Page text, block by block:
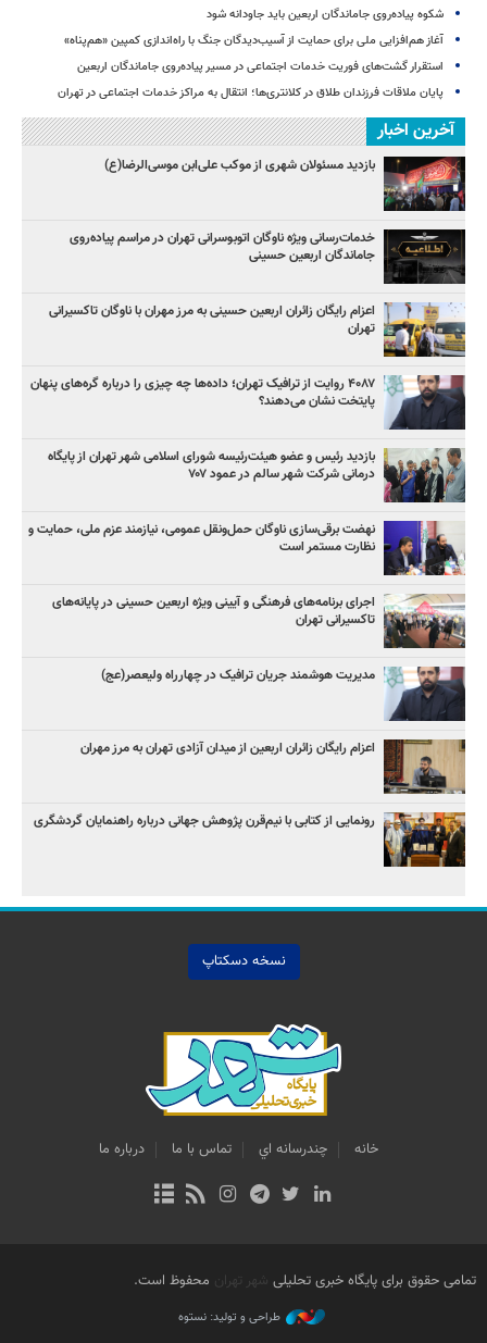
شکوه پیاده‌روی جاماندگان اربعین باید جاودانه شود
آغاز هم‌افزایی ملی برای حمایت از آسیب‌دیدگان جنگ با راه‌اندازی کمپین «هم‌پناه»
استقرار گشت‌های فوریت خدمات اجتماعی در مسیر پیاده‌روی جاماندگان اربعین
پایان ملاقات فرزندان طلاق در کلانتری‌ها؛ انتقال به مراکز خدمات اجتماعی در تهران
آخرین اخبار
بازدید مسئولان شهری از موکب علی‌ابن موسی‌الرضا(ع)
خدمات‌رسانی ویژه ناوگان اتوبوسرانی تهران در مراسم پیاده‌روی
جاماندگان اربعین حسینی
اعزام رایگان زائران اربعین حسینی به مرز مهران با ناوگان تاکسیرانی
تهران
۴۰۸۷ روایت از ترافیک تهران؛ داده‌ها چه چیزی را درباره گره‌های پنهان
پایتخت نشان می‌دهند؟
بازدید رئیس و عضو هیئت‌رئیسه شورای اسلامی شهر تهران از پایگاه
درمانی شرکت شهر سالم در عمود ۷۰۷
نهضت برقی‌سازی ناوگان حمل‌ونقل عمومی، نیازمند عزم ملی، حمایت و
نظارت مستمر است
اجرای برنامه‌های فرهنگی و آیینی ویژه اربعین حسینی در پایانه‌های
تاکسیرانی تهران
مدیریت هوشمند جریان ترافیک در چهارراه ولیعصر(عج)
اعزام رایگان زائران اربعین از میدان آزادی تهران به مرز مهران
رونمایی از کتابی با نیم‌قرن پژوهش جهانی درباره راهنمایان گردشگری
نسخه دسکتاپ
خانه چندرسانه اي تماس با ما درباره ما
تمامی حقوق برای پایگاه خبری تحلیلی شهر تهران محفوظ است.
طراحی و تولید: نستوه